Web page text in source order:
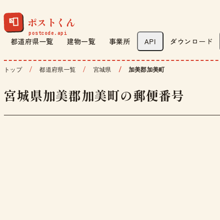
📮 ポストくん
都道府県一覧 建物一覧 事業所 API ダウンロード
トップ 都道府県一覧 宮城県 加美郡加美町
宮城県加美郡加美町の郵便番号